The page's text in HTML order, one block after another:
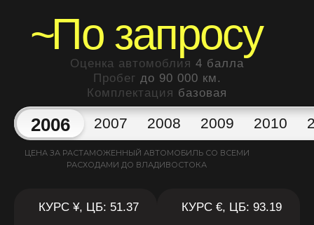
~По запросу
Оценка автомоблия 4 балла
Пробег до 90 000 км.
Комплектация базовая
2006 2007 2008 2009 2010
ЦЕНА ЗА РАСТАМОЖЕННЫЙ АВТОМОБИЛЬ СО ВСЕМИ
РАСХОДАМИ ДО ВЛАДИВОСТОКА
КУРС ¥, ЦБ: 51.37 КУРС €, ЦБ: 93.19